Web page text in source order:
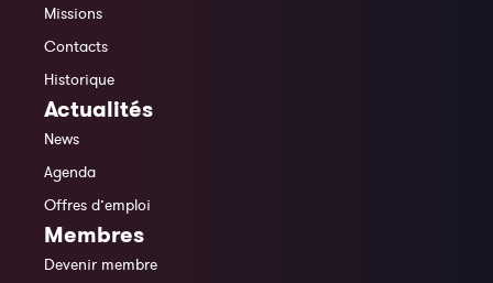
Missions
Contacts
Historique
Actualités
News
Agenda
Offres d’emploi
Membres
Devenir membre